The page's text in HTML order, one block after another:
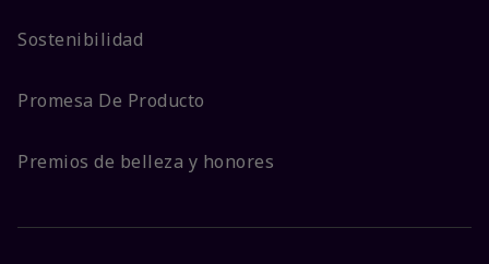
Sostenibilidad
Promesa De Producto
Premios de belleza y honores